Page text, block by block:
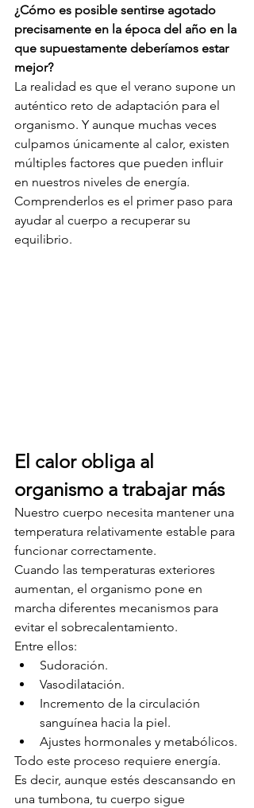
¿Cómo es posible sentirse agotado
precisamente en la época del año en la
que supuestamente deberíamos estar
mejor?
La realidad es que el verano supone un
auténtico reto de adaptación para el
organismo. Y aunque muchas veces
culpamos únicamente al calor, existen
múltiples factores que pueden influir
en nuestros niveles de energía.
Comprenderlos es el primer paso para
ayudar al cuerpo a recuperar su
equilibrio.
El calor obliga al
organismo a trabajar más
Nuestro cuerpo necesita mantener una
temperatura relativamente estable para
funcionar correctamente.
Cuando las temperaturas exteriores
aumentan, el organismo pone en
marcha diferentes mecanismos para
evitar el sobrecalentamiento.
Entre ellos:
Sudoración.
Vasodilatación.
Incremento de la circulación
sanguínea hacia la piel.
Ajustes hormonales y metabólicos.
Todo este proceso requiere energía.
Es decir, aunque estés descansando en
una tumbona, tu cuerpo sigue